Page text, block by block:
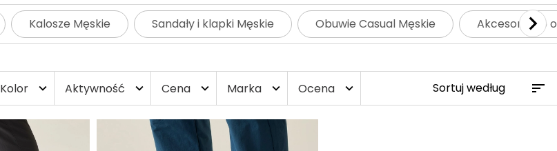
Kalosze Męskie Sandały i klapki Męskie Obuwie Casual Męskie Akcesoria do
Kolor expand_more Aktywność expand_more Cena expand_more Marka expand_more Ocena expand_more